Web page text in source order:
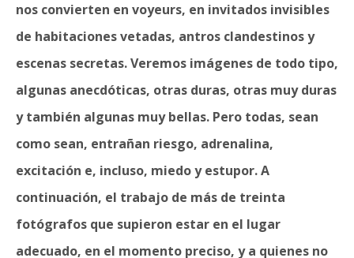
nos convierten en voyeurs, en invitados invisibles
de habitaciones vetadas, antros clandestinos y
escenas secretas. Veremos imágenes de todo tipo,
algunas anecdóticas, otras duras, otras muy duras
y también algunas muy bellas. Pero todas, sean
como sean, entrañan riesgo, adrenalina,
excitación e, incluso, miedo y estupor. A
continuación, el trabajo de más de treinta
fotógrafos que supieron estar en el lugar
adecuado, en el momento preciso, y a quienes no